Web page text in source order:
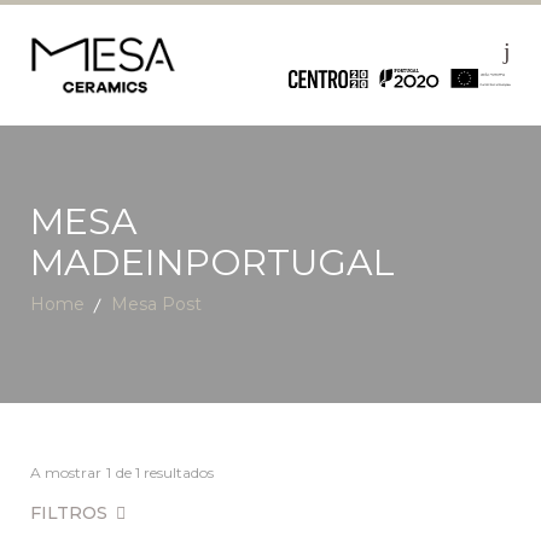
MESA
MADEINPORTUGAL
Home Mesa Post
A mostrar 1 de 1 resultados
FILTROS